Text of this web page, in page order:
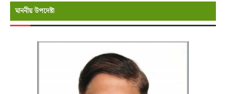
মাননীয় উপদেষ্টা